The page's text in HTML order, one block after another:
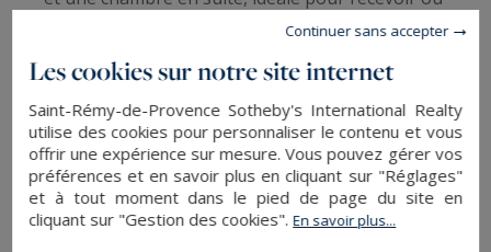
À l’étage, trois chambres supplémentaires
d’eau avec toilettes et de rangements/dressings,
assurant confort et indépendance.
Charmant jardin arboré et fleuri de plus de
500m2, agrémenté d'une jolie piscine de type
Les cookies sur notre site internet
Saint-Rémy-de-Provence Sotheby's International Realty
utilise des cookies pour personnaliser le contenu et vous
offrir une expérience sur mesure. Vous pouvez gérer vos
préférences et en savoir plus en cliquant sur "Réglages"
et à tout moment dans le pied de page du site en
cliquant sur "Gestion des cookies".En savoir plus...
Continuer sans accepter